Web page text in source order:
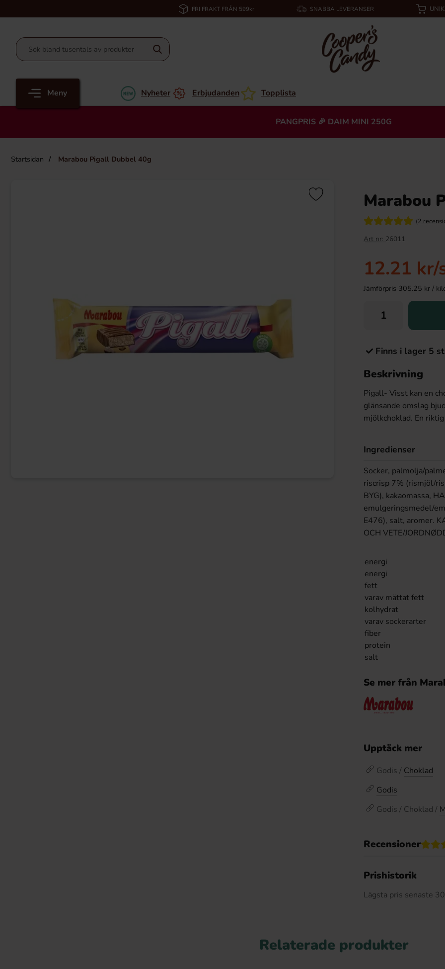
FRI FRAKT FRÅN 599kr SNABBA LEVERANSER
Meny Nyheter Erbjudanden Topplista
PANGPRIS 🎉 DAIM MINI 250G
Startsidan Marabou Pigall Dubbel 40g
Marabou
(2
Art nr: 26011
12.21 kr/
Jämförpris 305.25 kr /
Finns i lager 5 st
Beskrivning
Pigall- Visst kan en
glänsande omslag
mjölkchoklad. En
Ingredienser
Socker, palmolja/
riscrisp 7% (rismjöl/
BYG), kakaomassa,
emulgeringsmedel/
E476), salt, aromer.
OCH VETE/
energi
energi
fett
varav mättat fett
kolhydrat
varav sockerarter
fiber
protein
salt
Se mer från
Upptäck mer
Godis / Choklad
Godis
Godis / Choklad /
Recensioner
Prishistorik
Lägsta pris senaste
Relaterade produkter